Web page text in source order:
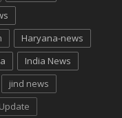
Haryana-news
India News
jind news